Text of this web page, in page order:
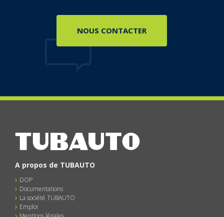
NOUS CONTACTER
A propos de TUBAUTO
DOP
Documentations
La société TUBAUTO
Emploi